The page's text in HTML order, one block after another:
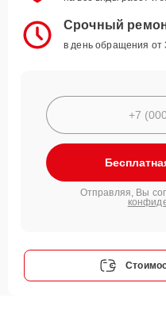
Срочный
в день обращения от
Отправляя, Вы